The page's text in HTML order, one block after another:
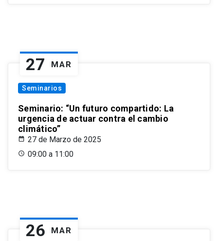
27 MAR
Seminarios
Seminario: “Un futuro compartido: La
urgencia de actuar contra el cambio
climático”
27 de Marzo de 2025
09:00 a 11:00
26 MAR